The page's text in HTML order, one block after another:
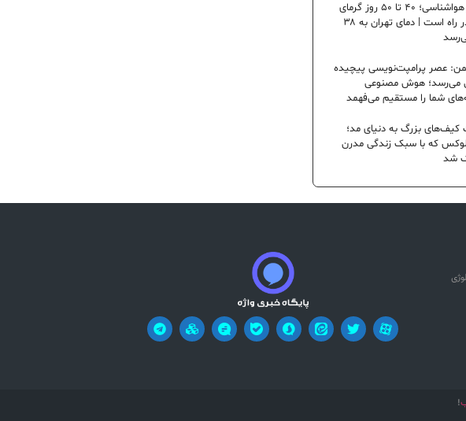
هشدار هواشناسی؛ ۴۰ تا ۵۰ روز گرمای
نسبی در راه است | دمای تهران به ۳۸
عصر پرامپت‌نویسی پیچیده
می‌رسد؛ هوش مصنوعی
شما را مستقیم می‌فهمد
کیف‌های بزرگ به دنیای مد؛
که با سبک زندگی مدرن
شد
!